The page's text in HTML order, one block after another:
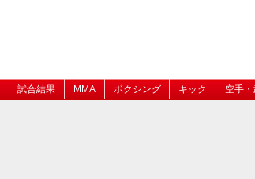
試合結果 MMA ボクシング キック 空手